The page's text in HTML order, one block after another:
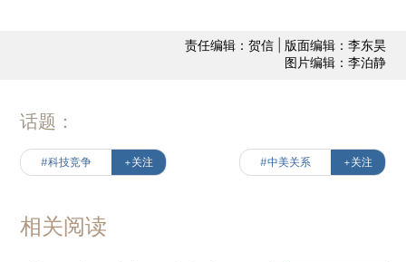
责任编辑：贺信 | 版面编辑：李东昊
图片编辑：李泊静
话题：
#科技竞争 +关注 #中美关系 +关注
相关阅读